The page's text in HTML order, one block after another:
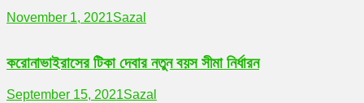
November 1, 2021Sazal
করোনাভাইরাসের টিকা দেবার নতুন বয়স সীমা নির্ধারন
September 15, 2021Sazal